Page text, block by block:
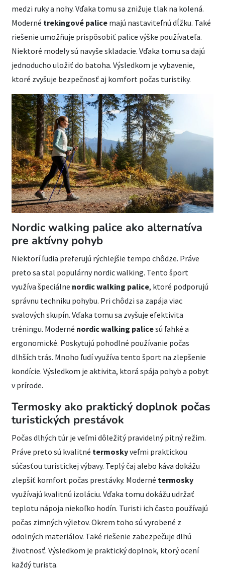
medzi ruky a nohy. Vďaka tomu sa znižuje tlak na kolená.
Moderné trekingové palice majú nastaviteľnú dĺžku. Také
riešenie umožňuje prispôsobiť palice výške používateľa.
Niektoré modely sú navyše skladacie. Vďaka tomu sa dajú
jednoducho uložiť do batoha. Výsledkom je vybavenie,
ktoré zvyšuje bezpečnosť aj komfort počas turistiky.
Nordic walking palice ako alternatíva
pre aktívny pohyb
Niektorí ľudia preferujú rýchlejšie tempo chôdze. Práve
preto sa stal populárny nordic walking. Tento šport
využíva špeciálne nordic walking palice, ktoré podporujú
správnu techniku pohybu. Pri chôdzi sa zapája viac
svalových skupín. Vďaka tomu sa zvyšuje efektivita
tréningu. Moderné nordic walking palicesú ľahké a
ergonomické. Poskytujú pohodlné používanie počas
dlhších trás. Mnoho ľudí využíva tento šport na zlepšenie
kondície. Výsledkom je aktivita, ktorá spája pohyb a pobyt
v prírode.
Termosky ako praktický doplnok počas
turistických prestávok
Počas dlhých túr je veľmi dôležitý pravidelný pitný režim.
Práve preto sú kvalitné termoskyveľmi praktickou
súčasťou turistickej výbavy. Teplý čaj alebo káva dokážu
zlepšiť komfort počas prestávky. Moderné termosky
využívajú kvalitnú izoláciu. Vďaka tomu dokážu udržať
teplotu nápoja niekoľko hodín. Turisti ich často používajú
počas zimných výletov. Okrem toho sú vyrobené z
odolných materiálov. Také riešenie zabezpečuje dlhú
životnosť. Výsledkom je praktický doplnok, ktorý ocení
každý turista.